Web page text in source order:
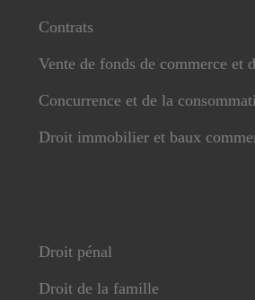
Contrats
Vente de fonds de commerce et
Concurrence et de la
Droit immobilier et baux
Droit pénal
Droit de la famille